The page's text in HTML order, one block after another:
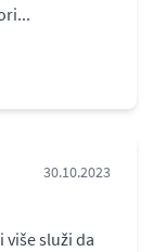
30.10.2023
više služi da